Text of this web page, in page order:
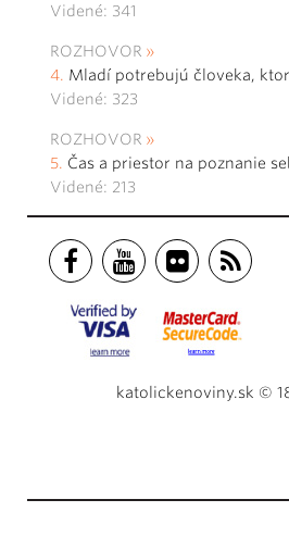
Videné: 341
ROZHOVOR
Mladí potrebujú človeka,
Videné: 323
ROZHOVOR
Čas a priestor na poznanie
Videné: 213
katolickenoviny.sk ©